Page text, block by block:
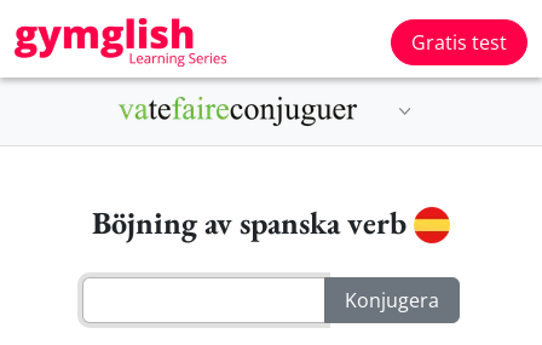
Gratis test
Böjning av spanska verb